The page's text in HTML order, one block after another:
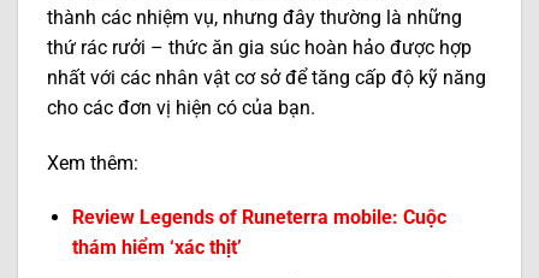
thành các nhiệm vụ, nhưng đây thường là những
thứ rác rưởi – thức ăn gia súc hoàn hảo được hợp
nhất với các nhân vật cơ sở để tăng cấp độ kỹ năng
cho các đơn vị hiện có của bạn.
Xem thêm:
Review Legends of Runeterra mobile: Cuộc
thám hiểm ‘xác thịt’